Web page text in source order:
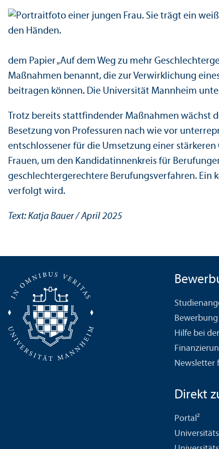
dem Papier „Auf dem Weg zu mehr
Maßnahmen benannt, die zur Verwirklichung
beitragen können. Die Universität Mannheim
Trotz bereits stattfindender Maßnahmen wächst
Besetzung von Professuren nach wie vor
entschlossener für die Umsetzung einer
Frauen, um den Kandidatinnenkreis für
geschlechter­gerechtere Berufungs­verfahren. Ein
verfolgt wird.
Text: Katja Bauer / April 2025
Bewerbung
Hilfe bei
Newsletter
Direkt
Portal²